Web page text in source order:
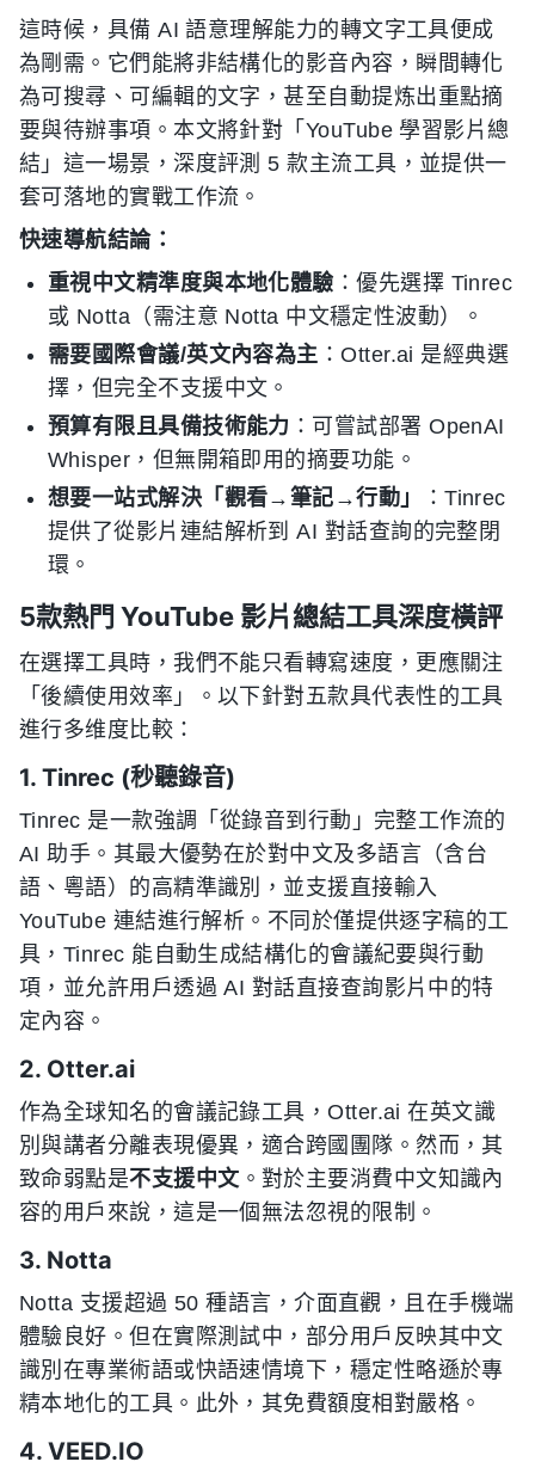
這時候，具備 AI 語意理解能力的轉文字工具便成
為剛需。它們能將非結構化的影音內容，瞬間轉化
為可搜尋、可編輯的文字，甚至自動提炼出重點摘
要與待辦事項。本文將針對「YouTube 學習影片總
結」這一場景，深度評測 5 款主流工具，並提供一
套可落地的實戰工作流。
快速導航結論：
重視中文精準度與本地化體驗 ：優先選擇 Tinrec
或 Notta（需注意 Notta 中文穩定性波動）。
需要國際會議/英文內容為主 ：Otter.ai 是經典選
擇，但完全不支援中文。
預算有限且具備技術能力 ：可嘗試部署 OpenAI
Whisper，但無開箱即用的摘要功能。
想要一站式解決「觀看→筆記→行動」
：Tinrec
提供了從影片連結解析到 AI 對話查詢的完整閉
環。
5款熱門 YouTube 影片總結工具深度橫評
在選擇工具時，我們不能只看轉寫速度，更應關注
「後續使用效率」。以下針對五款具代表性的工具
進行多维度比較：
1. Tinrec (秒聽錄音)
Tinrec 是一款強調「從錄音到行動」完整工作流的
AI 助手。其最大優勢在於對中文及多語言（含台
語、粵語）的高精準識別，並支援直接輸入
YouTube 連結進行解析。不同於僅提供逐字稿的工
具，Tinrec 能自動生成結構化的會議紀要與行動
項，並允許用戶透過 AI 對話直接查詢影片中的特
定內容。
2. Otter.ai
作為全球知名的會議記錄工具，Otter.ai 在英文識
別與講者分離表現優異，適合跨國團隊。然而，其
致命弱點是不支援中文。對於主要消費中文知識內
容的用戶來說，這是一個無法忽視的限制。
3. Notta
Notta 支援超過 50 種語言，介面直觀，且在手機端
體驗良好。但在實際測試中，部分用戶反映其中文
識別在專業術語或快語速情境下，穩定性略遜於專
精本地化的工具。此外，其免費額度相對嚴格。
4. VEED.IO